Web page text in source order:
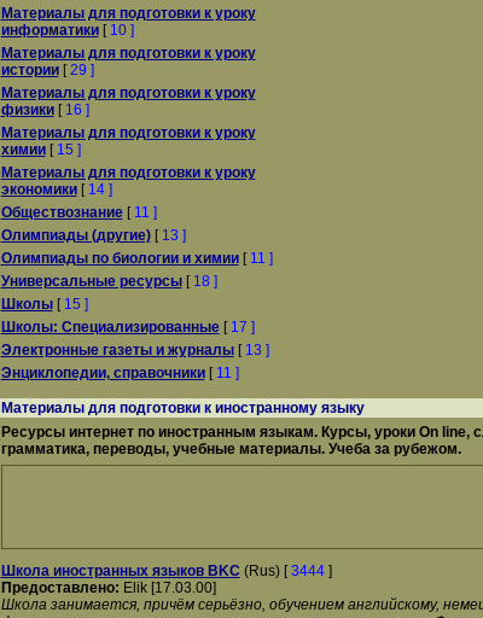
Материалы для подготовки к уроку
информатики[ 10 ]
Материалы для подготовки к уроку
истории[29 ]
Материалы для подготовки к уроку
физики[ 16 ]
Материалы для подготовки к уроку
химии[ 15 ]
Материалы для подготовки к уроку
экономики[ 14 ]
Обществознание[ 11 ]
Олимпиады (другие)[ 13 ]
Олимпиады по биологии и химии[ 11 ]
Универсальные ресурсы[ 18 ]
Школы[ 15 ]
Школы: Специализированные[ 17 ]
Электронные газеты и журналы[ 13 ]
Энциклопедии, справочники[ 11 ]
Материалы для подготовки к иностранному языку
Ресурсы интернет по иностранным языкам. Курсы, уроки On line,
грамматика, переводы, учебные материалы. Учеба за рубежом.
Школа иностранных языков BKC (Rus) [3444]
Предоставлено: Elik [17.03.00]
Школа занимается, причём серьёзно, обучением английскому,